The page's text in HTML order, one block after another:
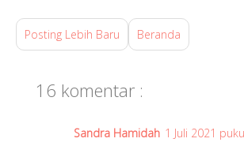
u
Posting Lebih Baru Beranda
16 komentar :
Sandra Hamidah 1 Juli 2021